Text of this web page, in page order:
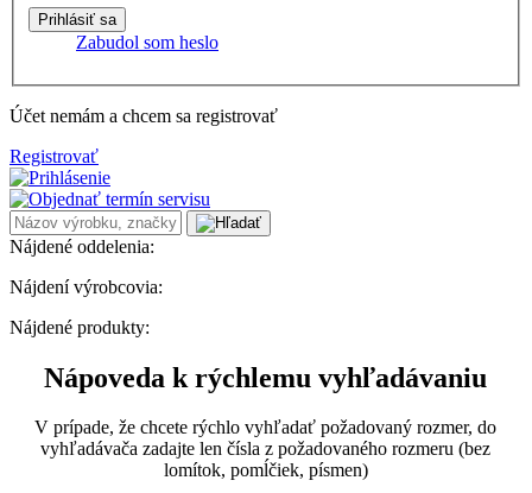
Zabudol som heslo
Účet nemám a chcem sa registrovať
Registrovať
Nájdené oddelenia:
Nájdení výrobcovia:
Nájdené produkty:
Nápoveda k rýchlemu vyhľadávaniu
V prípade, že chcete rýchlo vyhľadať požadovaný rozmer, do
vyhľadávača zadajte len čísla z požadovaného rozmeru (bez
lomítok, pomĺčiek, písmen)